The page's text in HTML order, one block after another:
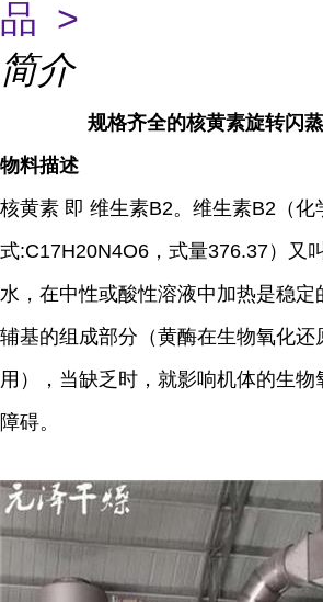
品 >
简介
规格齐全的核黄素旋转闪
物料描述
核黄素 即 维生素B2。维生素B2（化
式:C17H20N4O6，式量376.37）又
水，在中性或酸性溶液中加热是稳定
辅基的组成部分（黄酶在生物氧化还
用），当缺乏时，就影响机体的生物
障碍。